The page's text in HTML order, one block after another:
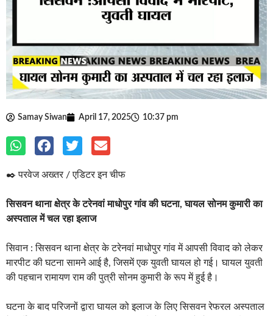
Samay Siwan April 17, 2025 10:37 pm
✒️ परवेज अख्तर / एडिटर इन चीफ
सिसवन थाना क्षेत्र के टरेनवां माधोपुर गांव की घटना, घायल सोनम कुमारी का
अस्पताल में चल रहा इलाज
सिवान : सिसवन थाना क्षेत्र के टरेनवां माधोपुर गांव में आपसी विवाद को लेकर
मारपीट की घटना सामने आई है, जिसमें एक युवती घायल हो गई। घायल युवती
की पहचान रामायण राम की पुत्री सोनम कुमारी के रूप में हुई है।
घटना के बाद परिजनों द्वारा घायल को इलाज के लिए सिसवन रेफरल अस्पताल